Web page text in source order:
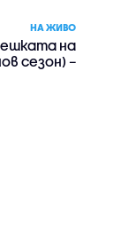
НА ЖИВО
на
сезон) –